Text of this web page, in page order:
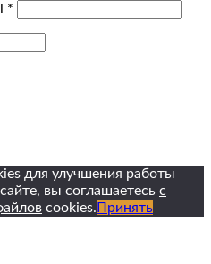
*
для улучшения работы
вы соглашаетесь с
cookies. Принять